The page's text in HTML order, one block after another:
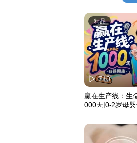
精品
710
赢在生产线：生
000天|0-2岁母婴